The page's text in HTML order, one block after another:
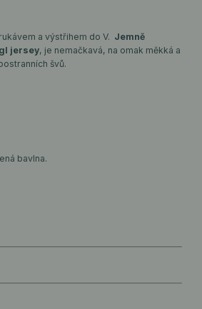
a výstřihem do V. Jemně
jersey, je nemačkavá, na omak měkká a
švů.
bavlna.